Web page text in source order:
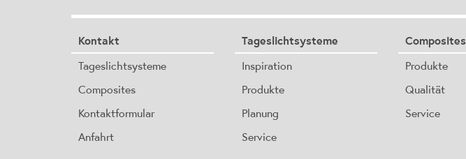
Kontakt
Tageslichtsysteme
Composites
Kontaktformular
Anfahrt
Tageslichtsysteme
Inspiration
Produkte
Planung
Service
Composites
Produkte
Qualität
Service